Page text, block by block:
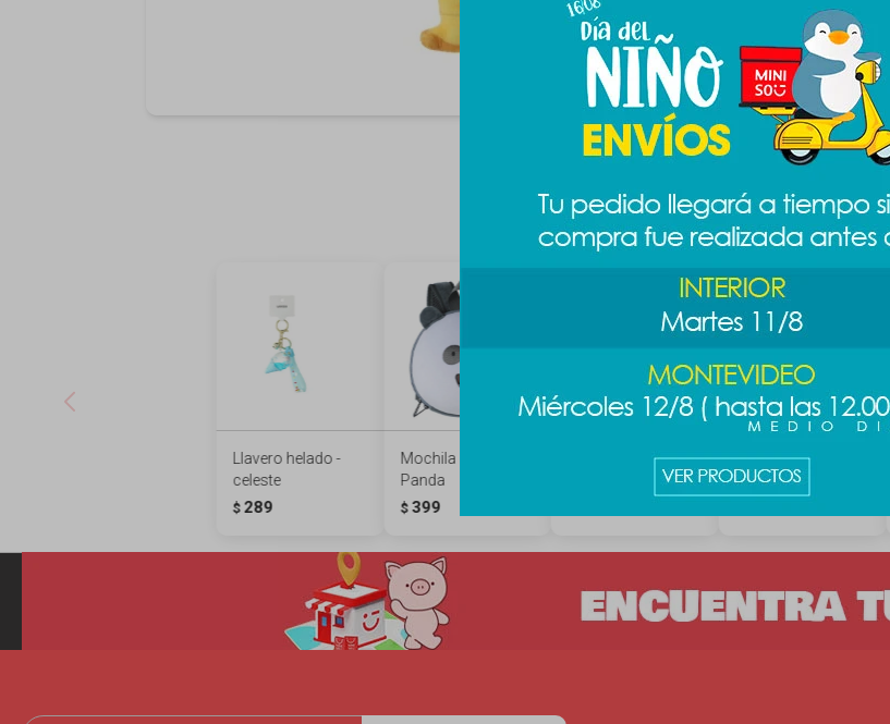
Productos que te pueden interesar
Llavero helado -
celeste
$ 289
Mochila pelota -
Panda
$ 399
Mochila fantasy
Mochila clásica
arcoiris